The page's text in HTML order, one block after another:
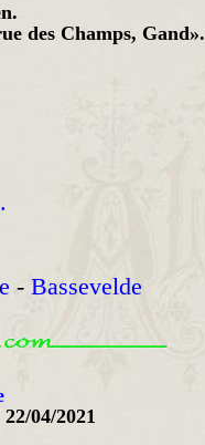
des Champs, Gand».
- Bassevelde
04/2021